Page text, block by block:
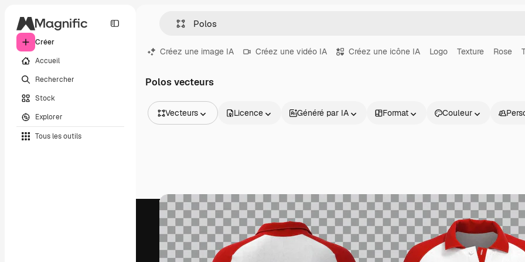
Créer
Accueil
Rechercher
Stock
Explorer
Tous les outils
Créez une image IA Créez une vidéo IA Créez une icône IA Logo Texture Rose
Polos vecteurs
Vecteurs
Vidéos
Clips de vidéo
Graphiques animés
Templates vidéos
Modèles 3D
Polices
Licence Généré par IA Format Couleur
Produits Commencer